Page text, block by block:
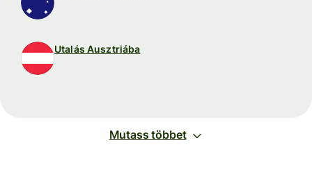
Utalás Ausztriába
Mutass többet